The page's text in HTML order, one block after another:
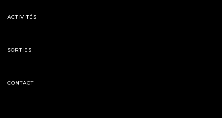
ACTIVITÉS
SORTIES
CONTACT